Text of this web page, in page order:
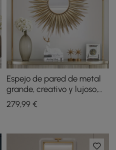
Espejo de pared de metal
grande, creativo y lujoso,
dorado, con forma de rayo
de sol, de 33.7 pulgadas,
279,99€